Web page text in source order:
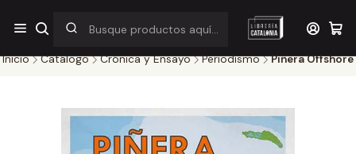
¡Por pocos días! Despacho a $1.000 en RM por compras sobre
$38.000
Inicio Catálogo Crónica y Ensayo Periodismo Piñera Offshore